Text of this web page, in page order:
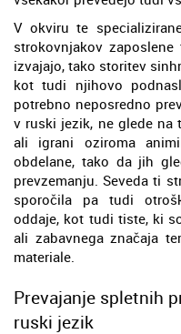
V okviru te
strokovnjakov
izvajajo, tako storitev
kot tudi njihovo
potrebno neposredno
v ruski jezik, ne glede na
ali igrani oziroma
obdelane, tako da jih
prevzemanju. Seveda ti
sporočila pa tudi
oddaje, kot tudi tiste, ki
ali zabavnega značaja
materiale.
Prevajanje spletnih
ruski jezik